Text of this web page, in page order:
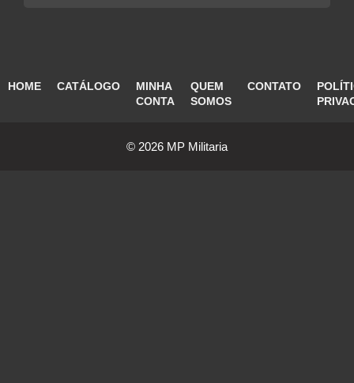
HOME CATÁLOGO
MINHA
CONTA
QUEM
SOMOS
CONTATO
© 2026 MP Militaria